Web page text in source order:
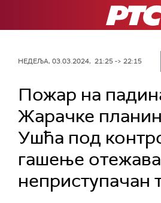
РТС
НЕДЕЉА, 03.03.2024, 21:25 -> 22:15
Пожар на
Жарачке
Ушћа под
гашење отежава
неприступачан